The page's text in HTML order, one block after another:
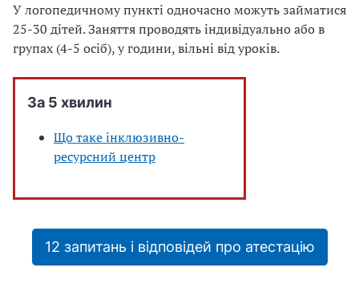
У логопедичному пункті одночасно можуть займатися
25-30 дітей. Заняття проводять індивідуально або в
групах (4-5 осіб), у години, вільні від уроків.
За 5 хвилин
Що таке інклюзивно-
ресурсний центр
12 запитань і відповідей про атестацію